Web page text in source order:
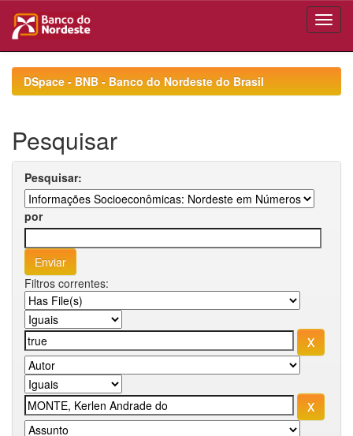
navigationDSpace - BNB - Banco do Nordeste do Brasil
Pesquisar
Pesquisar:
por
Filtros correntes: